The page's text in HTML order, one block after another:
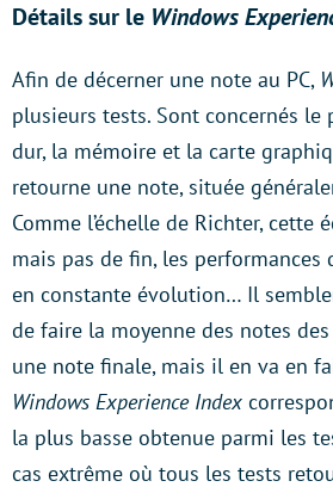
Détails sur le Windows
Afin de décerner une note au PC,
plusieurs tests. Sont concernés le
dur, la mémoire et la carte
retourne une note, située
Comme l’échelle de Richter, cette
mais pas de fin, les performances
en constante évolution… Il
de faire la moyenne des notes
une note finale, mais il en va en
Windows Experience Index
la plus basse obtenue parmi les
cas extrême où tous les tests